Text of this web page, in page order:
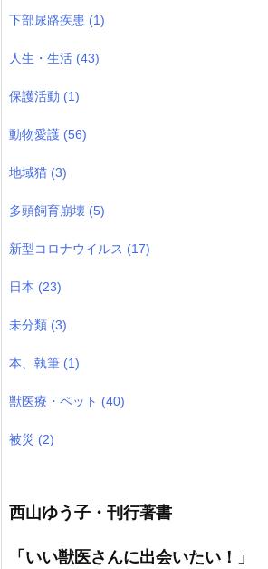
下部尿路疾患 (1)
人生・生活 (43)
保護活動 (1)
動物愛護 (56)
地域猫 (3)
多頭飼育崩壊 (5)
新型コロナウイルス (17)
日本 (23)
未分類 (3)
本、執筆 (1)
獣医療・ペット (40)
被災 (2)
西山ゆう子・刊行著書
「いい獣医さんに出会いたい！」